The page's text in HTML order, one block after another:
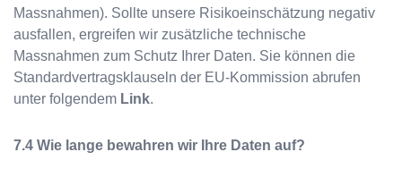
Massnahmen). Sollte unsere Risikoeinschätzung negativ
ausfallen, ergreifen wir zusätzliche technische
Massnahmen zum Schutz Ihrer Daten. Sie können die
Standardvertragsklauseln der EU-Kommission abrufen
unter folgendem Link.
Wie lange bewahren wir Ihre Daten auf?